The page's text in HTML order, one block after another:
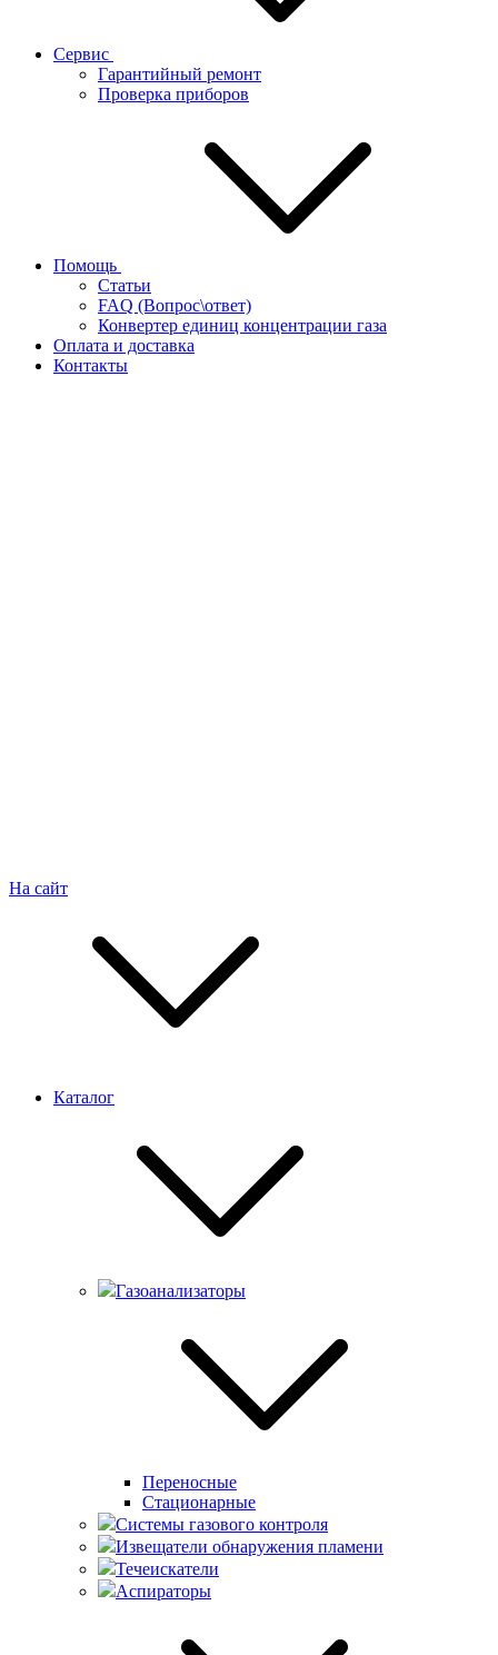
Сервис
Гарантийный ремонт
Проверка приборов
Помощь
Статьи
FAQ (Вопрос\ответ)
Конвертер единиц концентрации газа
Оплата и доставка
Контакты
На сайт
Каталог
Газоанализаторы
Переносные
Стационарные
Системы газового контроля
Извещатели обнаружения пламени
Течеискатели
Аспираторы